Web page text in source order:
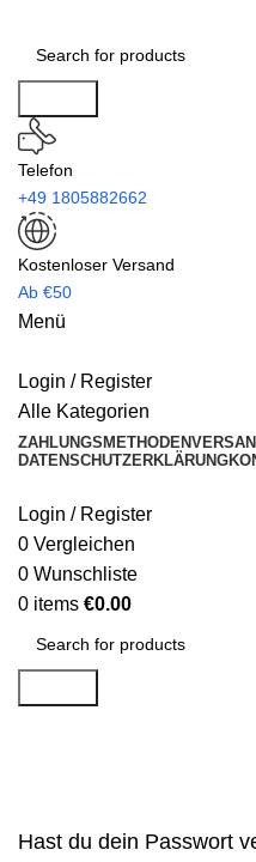
Telefon
+49 1805882662
Kostenloser Versand
Ab €50
Menü
Login / Register
Alle Kategorien
ZAHLUNGSMETHODEN
DATENSCHUTZERKLÄRUNG
Login / Register
0 Vergleichen
0 Wunschliste
0 items €0.00
Hast du dein Passwort